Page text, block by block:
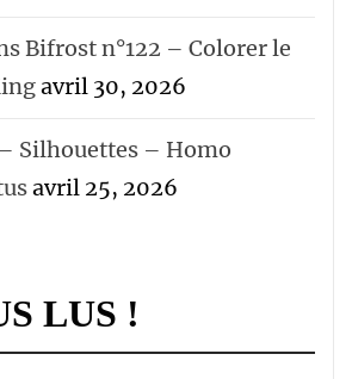
Bifrost n°122 – Colorer le
avril 30, 2026
Silhouettes – Homo
avril 25, 2026
LUS !